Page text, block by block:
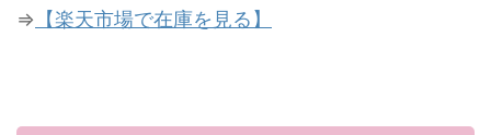
⇒ 【楽天市場で在庫を見る】